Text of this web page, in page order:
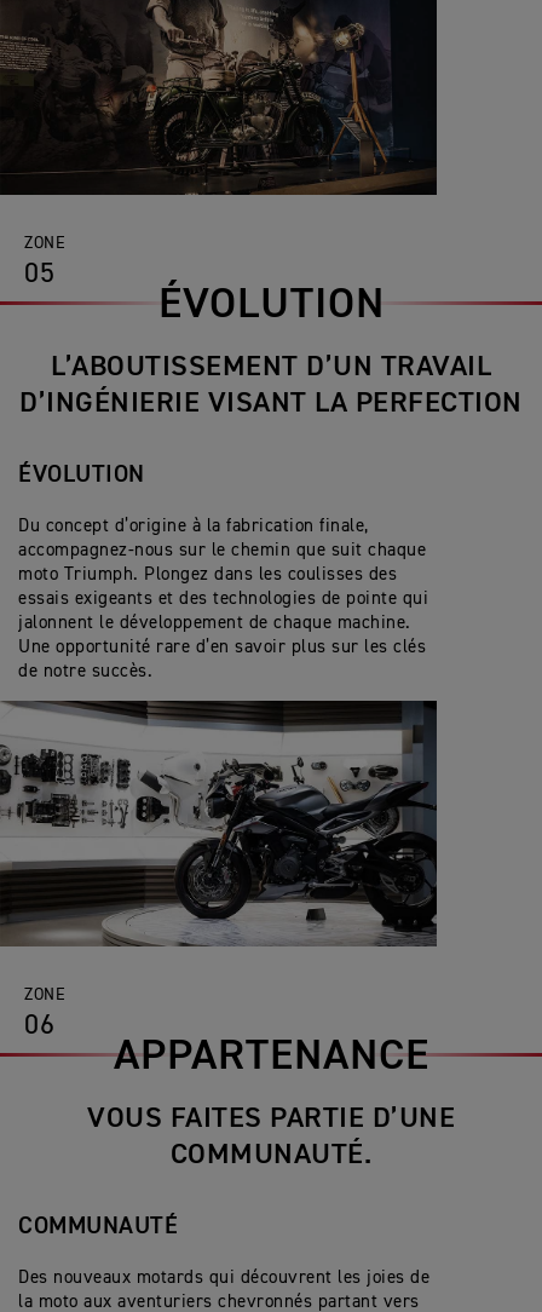
ZONE
05
ÉVOLUTION
L’ABOUTISSEMENT D’UN TRAVAIL
D’INGÉNIERIE VISANT LA PERFECTION
ÉVOLUTION
Du concept d’origine à la fabrication finale,
accompagnez-nous sur le chemin que suit chaque
moto Triumph. Plongez dans les coulisses des
essais exigeants et des technologies de pointe qui
jalonnent le développement de chaque machine.
Une opportunité rare d’en savoir plus sur les clés
de notre succès.
ZONE
06
APPARTENANCE
VOUS FAITES PARTIE D’UNE
COMMUNAUTÉ.
COMMUNAUTÉ
Des nouveaux motards qui découvrent les joies de
la moto aux aventuriers chevronnés partant vers